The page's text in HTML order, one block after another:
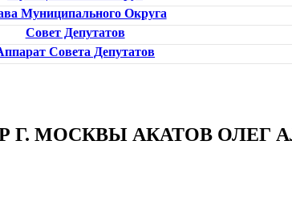
Муниципального Округа
Совет Депутатов
Совета Депутатов
МОСКВЫ АКАТОВ ОЛЕГ